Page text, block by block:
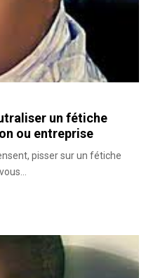
un fétiche
ou entreprise
pisser sur un fétiche